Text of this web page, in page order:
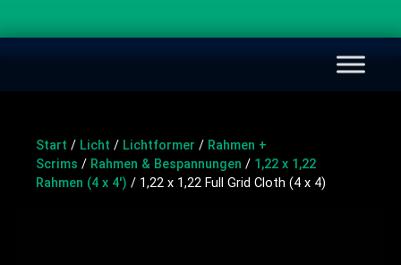
Start / Licht / Lichtformer / Rahmen +
Scrims / Rahmen & Bespannungen / 1,22 x 1,22
Rahmen (4 x 4') / 1,22 x 1,22 Full Grid Cloth (4 x 4)